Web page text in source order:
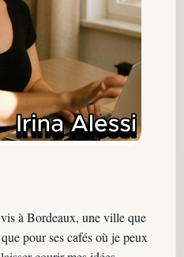
à Bordeaux, une ville que
pour ses cafés où je peux